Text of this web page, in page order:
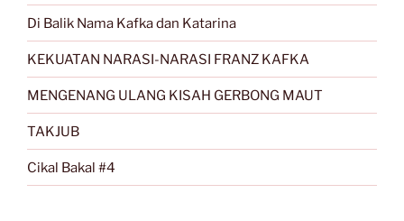
Di Balik Nama Kafka dan Katarina
KEKUATAN NARASI-NARASI FRANZ KAFKA
MENGENANG ULANG KISAH GERBONG MAUT
TAKJUB
Cikal Bakal #4